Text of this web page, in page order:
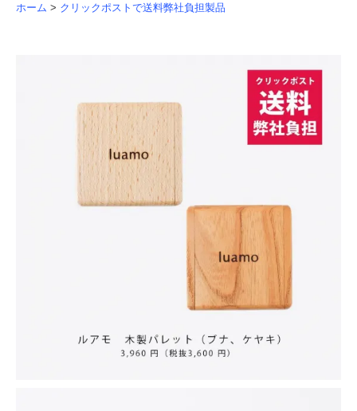
ホーム > クリックポストで送料弊社負担製品